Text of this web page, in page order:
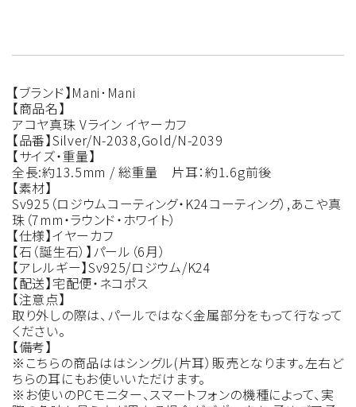
【ブランド】Mani･Mani
【商品名】
アコヤ真珠 Vライン イヤーカフ
【品番】Silver/N-2038,Gold/N-2039
【サイズ・重量】
全長:約13.5mm / 総重量 片耳：約1.6g前後
【素材】
Sv925（ロジウムコーティング・K24コーティング）,あこや真
珠（7mm・ラウンド・ホワイト）
【仕様】イヤーカフ
【石（誕生石）】パール（6月）
【アレルギー】Sv925/ロジウム/K24
【配送】宅配便・ネコポス
【注意点】
取り外しの際は、パールではなく金属部分をもって行なって
ください。
【備考】
※こちらの商品ははシングル(片耳）販売となります。左右ど
ちらの耳にもお使いいただけます。
※お使いのPCモニター、スマートフォンの機種によって、実